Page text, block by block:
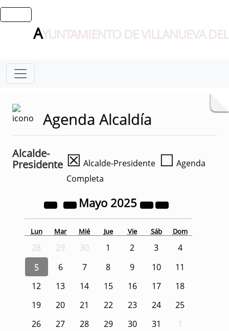
AYUNTAMIENTO DE VILLANUEVA
Agenda Alcaldía
Alcalde-
Presidente ☒ Alcalde-Presidente ☐ Agenda
Completa
Mayo 2025
Lun Mar Mié Jue Vie Sáb Dom
28 29 30 1 2 3
4
5
6 7 8 9 10
11
12
13 14 15 16 17
18
19
20 21 22 23 24
25
26
27 28 29 30 31 1